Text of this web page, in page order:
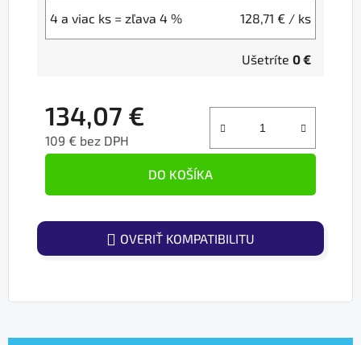
4 a viac ks = zľava 4 % 128,71 € / ks
Ušetríte 0 €
134,07 €
109 € bez DPH
DO KOŠÍKA
OVERIŤ KOMPATIBILITU